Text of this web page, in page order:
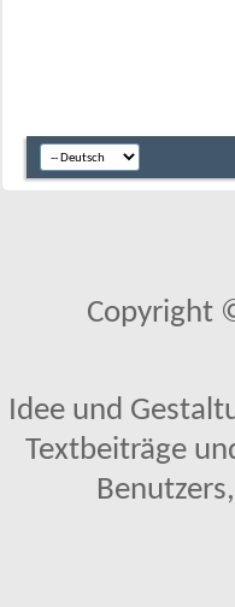
Copyright
Idee und
Textbeiträge